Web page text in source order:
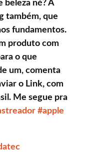
beleza né? A
também, que
fundamentos.
produto com
o que
um, comenta
o Link, com
Me segue pra
#apple